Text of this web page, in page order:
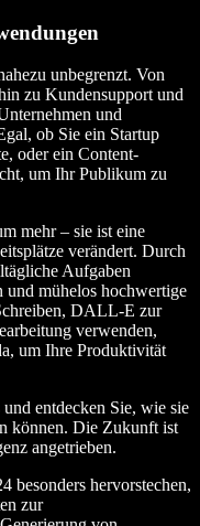
unbegrenzt. Von
zu Kundensupport und
und
ob Sie ein Startup
oder ein Content-
um Ihr Publikum zu
mehr – sie ist eine
verändert. Durch
Aufgaben
und mühelos hochwertige
DALL-E zur
verwenden,
um Ihre Produktivität
entdecken Sie, wie sie
können. Die Zukunft ist
angetrieben.
besonders hervorstechen,
zur